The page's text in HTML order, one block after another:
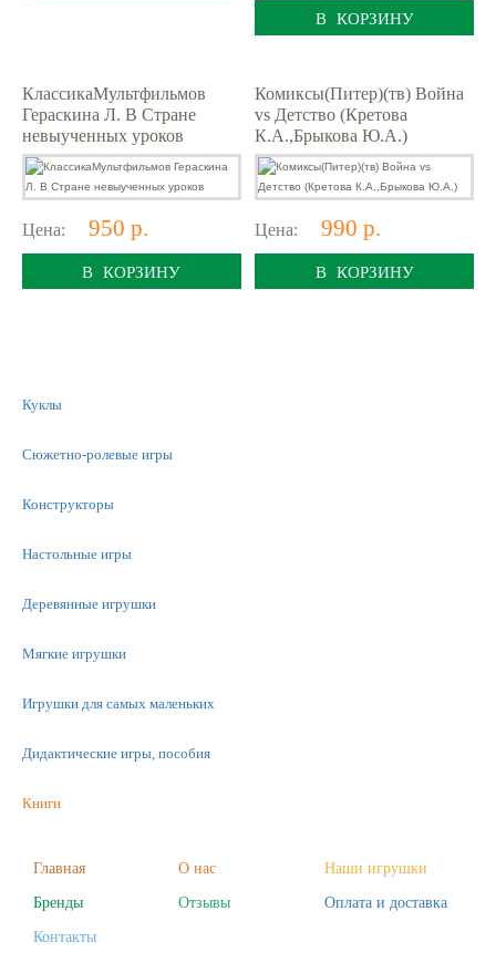
В КОРЗИНУ
КлассикаМультфильмов
Гераскина Л. В Стране
невыученных уроков
Цена: 950 р.
В КОРЗИНУ
Комиксы(Питер)(тв) Война
vs Детство (Кретова
К.А.,Брыкова Ю.А.)
Цена: 990 р.
В КОРЗИНУ
Куклы
Сюжетно-ролевые игры
Конструкторы
Настольные игры
Деревянные игрушки
Мягкие игрушки
Игрушки для самых маленьких
Дидактические игры, пособия
Книги
Фигурки
Главная О нас
Наши игрушки
Бренды
Отзывы
Оплата и доставка
Контакты